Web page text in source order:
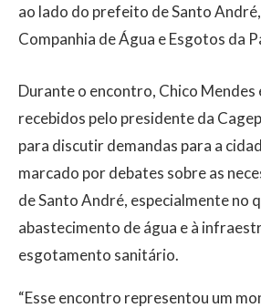
ao lado do prefeito de Santo
Companhia de Água e Esgotos da
Durante o encontro, Chico
recebidos pelo presidente da
para discutir demandas para a
marcado por debates sobre as
de Santo André, especialmente no
abastecimento de água e à
esgotamento sanitário.
“Esse encontro representou um